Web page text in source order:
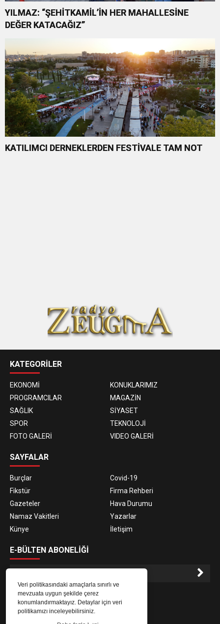
Veri politikasındaki amaçlarla sınırlı ve
mevzuata uygun şekilde çerez
konumlandırmaktayız. Detaylar için veri
politikamızı inceleyebilirsiniz.
YILMAZ: “ŞEHİTKAMİL’İN HER MAHALLESİNE
DEĞER KATACAĞIZ”
KATILIMCI DERNEKLERDEN FESTİVALE TAM NOT
KATEGORİLER
EKONOMİ
KONUKLARIMIZ
PROGRAMCILAR
MAGAZİN
SAĞLIK
SİYASET
SPOR
TEKNOLOJİ
FOTO GALERİ
VIDEO GALERİ
SAYFALAR
Burçlar
Covid-19
Fikstür
Firma Rehberi
Gazeteler
Hava Durumu
Namaz Vakitleri
Yazarlar
Künye
İletişim
E-BÜLTEN ABONELİĞİ
E-Bülten aboneliği ile haberlere daha hızlı erişin.